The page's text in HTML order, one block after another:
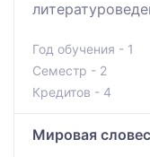
Год обучения - 1
Семестр - 2
Кредитов - 4
Мировая